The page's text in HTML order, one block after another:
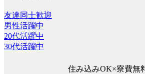
友達同士歓迎
男性活躍中
20代活躍中
30代活躍中
住み込みOK×寮費無